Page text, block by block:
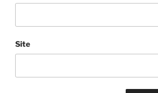
Site